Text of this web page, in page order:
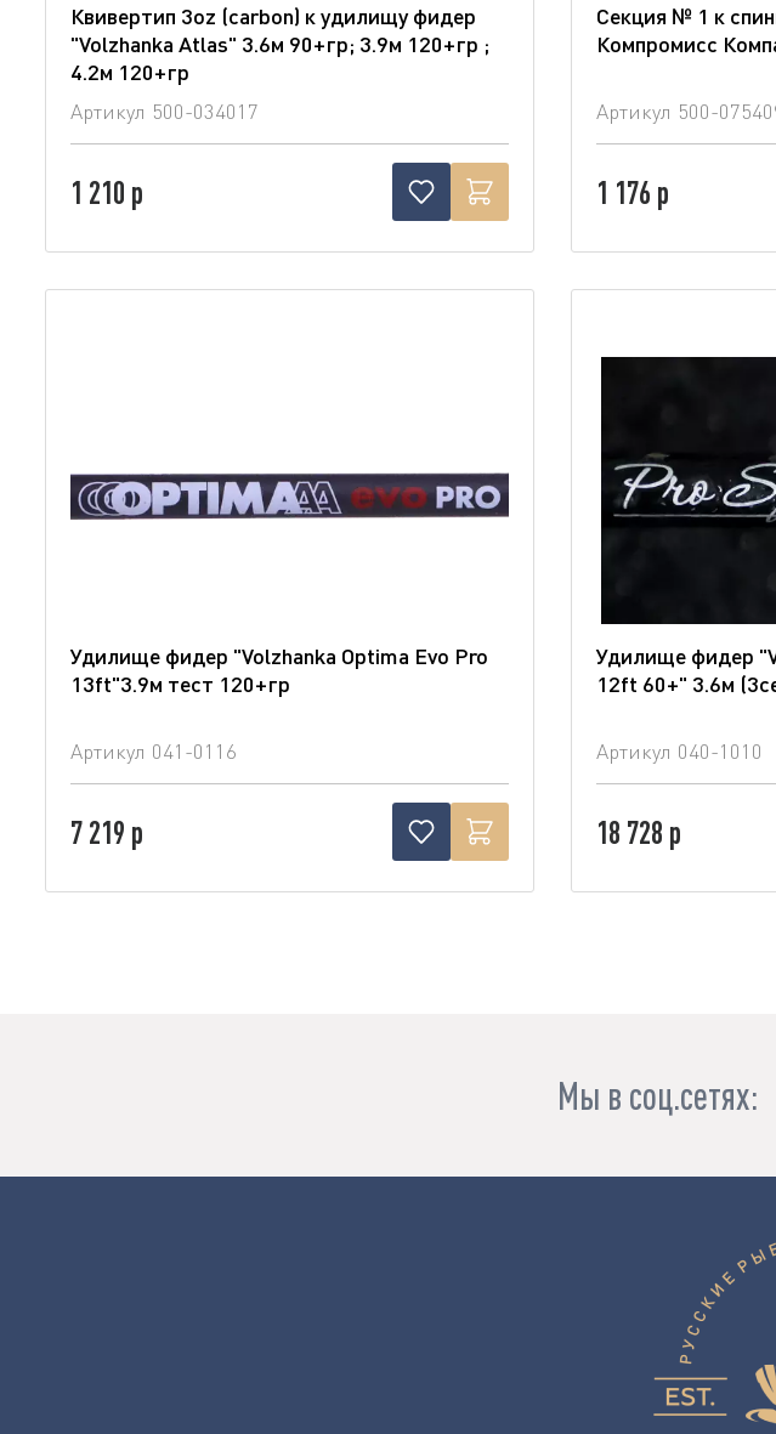
Квивертип 3oz (carbon) к удилищу фидер
"Volzhanka Atlas" 3.6м 90+гр; 3.9м 120+гр ;
4.2м 120+гр
Артикул 500-034017
1 210 р
Секция № 1 к
Компромисс
Артикул 500-
1 176 р
Удилище фидер "Volzhanka Optima Evo Pro
13ft"3.9м тест 120+гр
Артикул 041-0116
7 219 р
Удилище фидер
12ft 60+" 3.6м
Артикул 040-1010
18 728 р
Мы в соц.сетях: